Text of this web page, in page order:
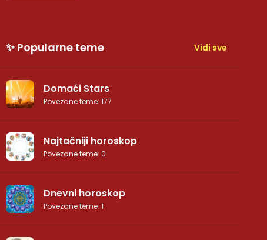
✨ Popularne teme Vidi sve
Domaći Stars
Povezane teme: 177
Najtačniji horoskop
Povezane teme: 0
Dnevni horoskop
Povezane teme: 1